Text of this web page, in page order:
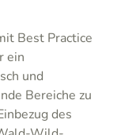
Best Practice
ein
und
Bereiche zu
des